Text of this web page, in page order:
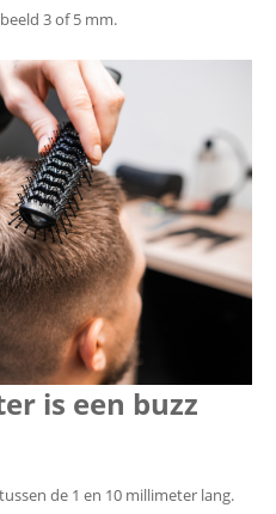
3 of 5 mm.
is een buzz
de 1 en 10 millimeter lang.